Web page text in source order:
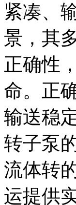
紧凑、
景，其
正确性
命。正
输送稳
转子泵
流体转
运提供